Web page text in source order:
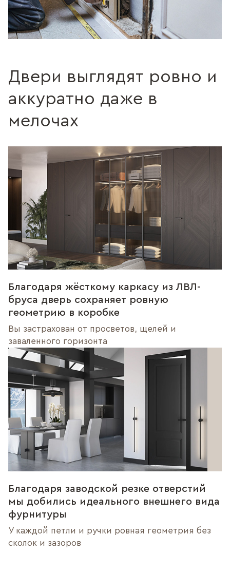
Двери выглядят ровно и
аккуратно даже в
мелочах
Благодаря жёсткому каркасу из ЛВЛ-
бруса дверь сохраняет ровную
геометрию в коробке
Вы застрахован от просветов, щелей и
заваленного горизонта
Благодаря заводской резке отверстий
мы добились идеального внешнего вида
фурнитуры
У каждой петли и ручки ровная геометрия без
сколок и зазоров